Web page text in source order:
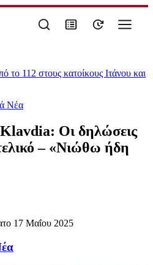
112 στους κατοίκους Ιτάνου και
Νέα
Οι δηλώσεις
– «Νιώθω ήδη
17 Μαΐου 2025